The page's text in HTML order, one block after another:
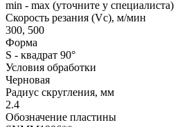
min - max (уточните у специалиста)
Скорость резания (Vc), м/мин
300, 500
Форма
S - квадрат 90°
Условия обработки
Черновая
Радиус скругления, мм
2.4
Обозначение пластины